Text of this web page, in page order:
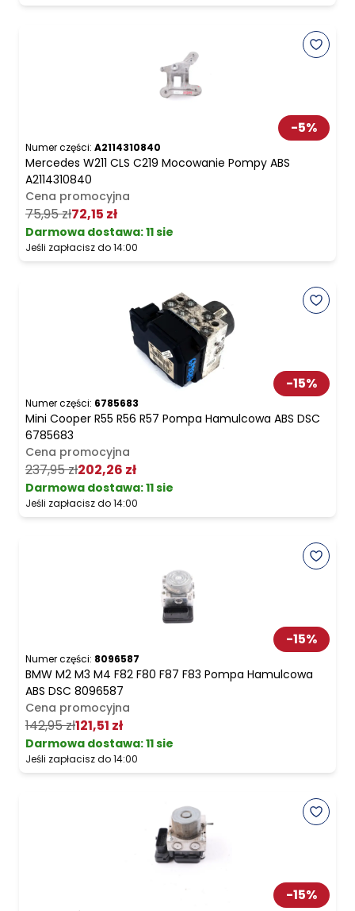
-5%
Numer części: A2114310840
Mercedes W211 CLS C219 Mocowanie Pompy ABS
A2114310840
Cena promocyjna
75,95 zł72,15 zł
Darmowa dostawa:11 sie
Jeśli zapłacisz do 14:00
-15%
Numer części: 6785683
Mini Cooper R55 R56 R57 Pompa Hamulcowa ABS DSC
6785683
Cena promocyjna
237,95 zł202,26 zł
Darmowa dostawa:11 sie
Jeśli zapłacisz do 14:00
-15%
Numer części: 8096587
BMW M2 M3 M4 F82 F80 F87 F83 Pompa Hamulcowa
ABS DSC 8096587
Cena promocyjna
142,95 zł121,51 zł
Darmowa dostawa:11 sie
Jeśli zapłacisz do 14:00
-15%